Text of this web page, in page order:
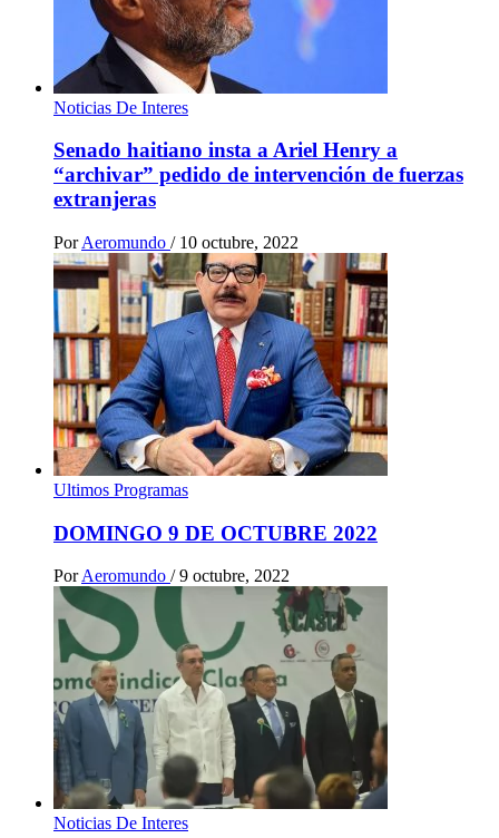
Noticias De Interes
Senado haitiano insta a Ariel Henry a
“archivar” pedido de intervención de fuerzas
extranjeras
Por Aeromundo / 10 octubre, 2022
Ultimos Programas
DOMINGO 9 DE OCTUBRE 2022
Por Aeromundo / 9 octubre, 2022
Noticias De Interes